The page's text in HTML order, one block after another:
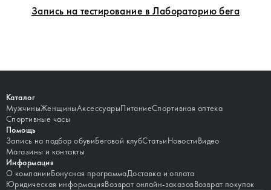
Запись на тестирование в Лабораторию бега
Каталог
МужчиныЖенщиныАксессуарыПитаниеСпортивная аптека
Спортивные часы
Помощь
Запись на подбор обувиБеговой клубСтатьиНовостиВидео
Магазины и контакты
Информация
О компанииБонусная программаДоставка и оплата
Юридическая информацияВозврат онлайн-заказовВозврат покупок